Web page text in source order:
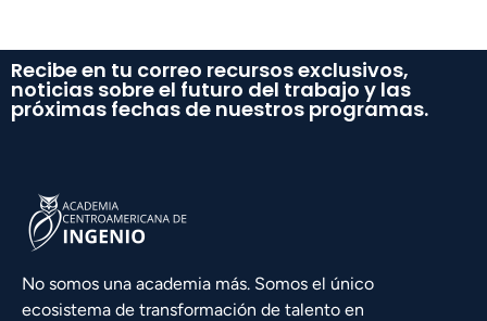
Recibe en tu correo recursos exclusivos,
noticias sobre el futuro del trabajo y las
próximas fechas de nuestros programas.
No somos una academia más. Somos el único
ecosistema de transformación de talento en